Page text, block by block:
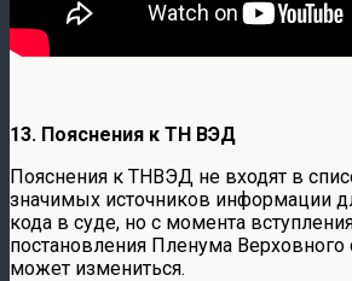
13. Пояснения к ТН ВЭД
Пояснения к ТНВЭД не входят в
значимых источников информации
кода в суде, но с момента
постановления Пленума
может измениться.